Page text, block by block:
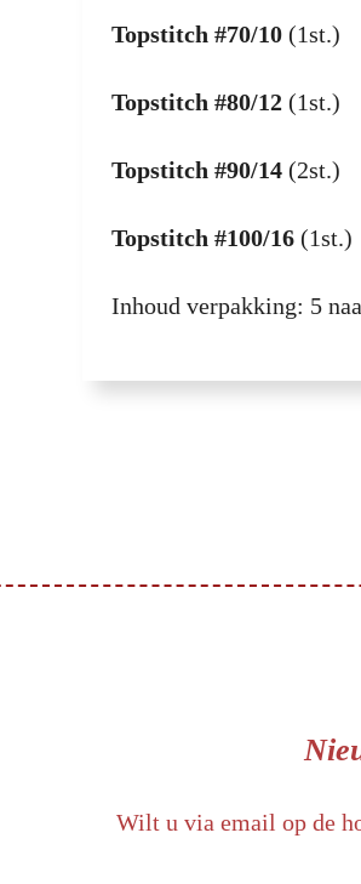
Topstitch #70/10 (1st.)
Topstitch #80/12 (1st.)
Topstitch #90/14 (2st.)
Topstitch #100/16 (1st.)
Inhoud verpakking: 5
Wilt u via email op de